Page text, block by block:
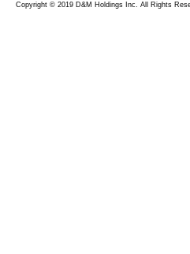
Copyright © 2019 D&M Holdings Inc. All Rights